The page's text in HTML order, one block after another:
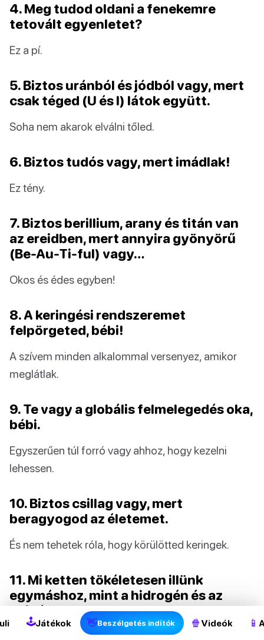
4. Meg tudod oldani a fenekemre
tetovált egyenletet?
Ez a pí.
5. Biztos uránból és jódból vagy, mert
csak téged (U és I) látok együtt.
Soha nem akarok elválni tőled.
6. Biztos tudós vagy, mert imádlak!
Ez tény.
7. Biztos berillium, arany és titán van
az ereidben, mert annyira gyönyörű
(Be-Au-Ti-ful) vagy…
Okos és édes egyben!
8. A keringési rendszeremet
felpörgeted, bébi!
A szívem minden alkalommal versenyez, amikor
meglátlak.
9. Te vagy a globális felmelegedés oka,
bébi.
Egyszerűen túl forró vagy ahhoz, hogy kezelni
lehessen.
10. Biztos csillag vagy, mert
beragyogod az életemet.
És nem tehetek róla, hogy körülötted keringek.
11. Mi ketten tökéletesen illünk
egymáshoz, mint a hidrogén és az
oxigén.
Teljességet érzel velem.
🕹Játékok 👋Beszélgetés indítók 🍿 Videók 📱